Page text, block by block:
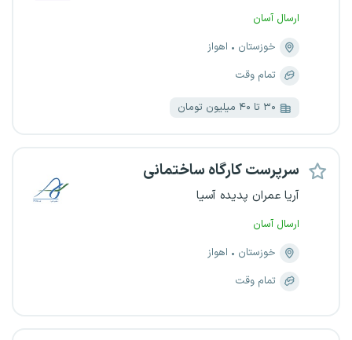
ارسال آسان
خوزستان
اهواز
تمام وقت
۳۰ تا ۴۰ میلیون تومان
سرپرست کارگاه ساختمانی
آریا عمران پدیده آسیا
ارسال آسان
خوزستان
اهواز
تمام وقت